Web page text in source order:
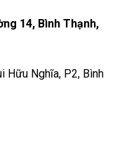
14, Bình Thạnh,
Hữu Nghĩa, P2, Bình